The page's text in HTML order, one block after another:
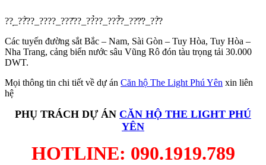
??̣_??̂̀??_????_???̂??_??̉??_???̂̉?_??̛?̛?_??̂̀?
Các tuyến đường sắt Bắc – Nam, Sài Gòn – Tuy Hòa, Tuy Hòa –
Nha Trang, cảng biển nước sâu Vũng Rô đón tàu trọng tải 30.000
DWT.
Mọi thông tin chi tiết về dự án Căn hộ The Light Phú Yên xin liên
hệ
PHỤ TRÁCH DỰ ÁN CĂN HỘ THE LIGHT PHÚ
YÊN
HOTLINE: 090.1919.789